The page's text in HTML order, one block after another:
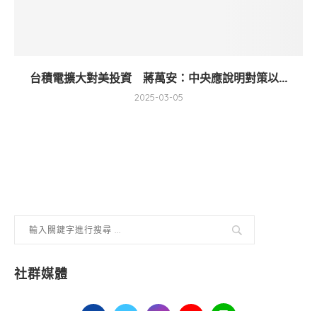
台積電擴大對美投資 蔣萬安：中央應說明對策以...
2025-03-05
社群媒體